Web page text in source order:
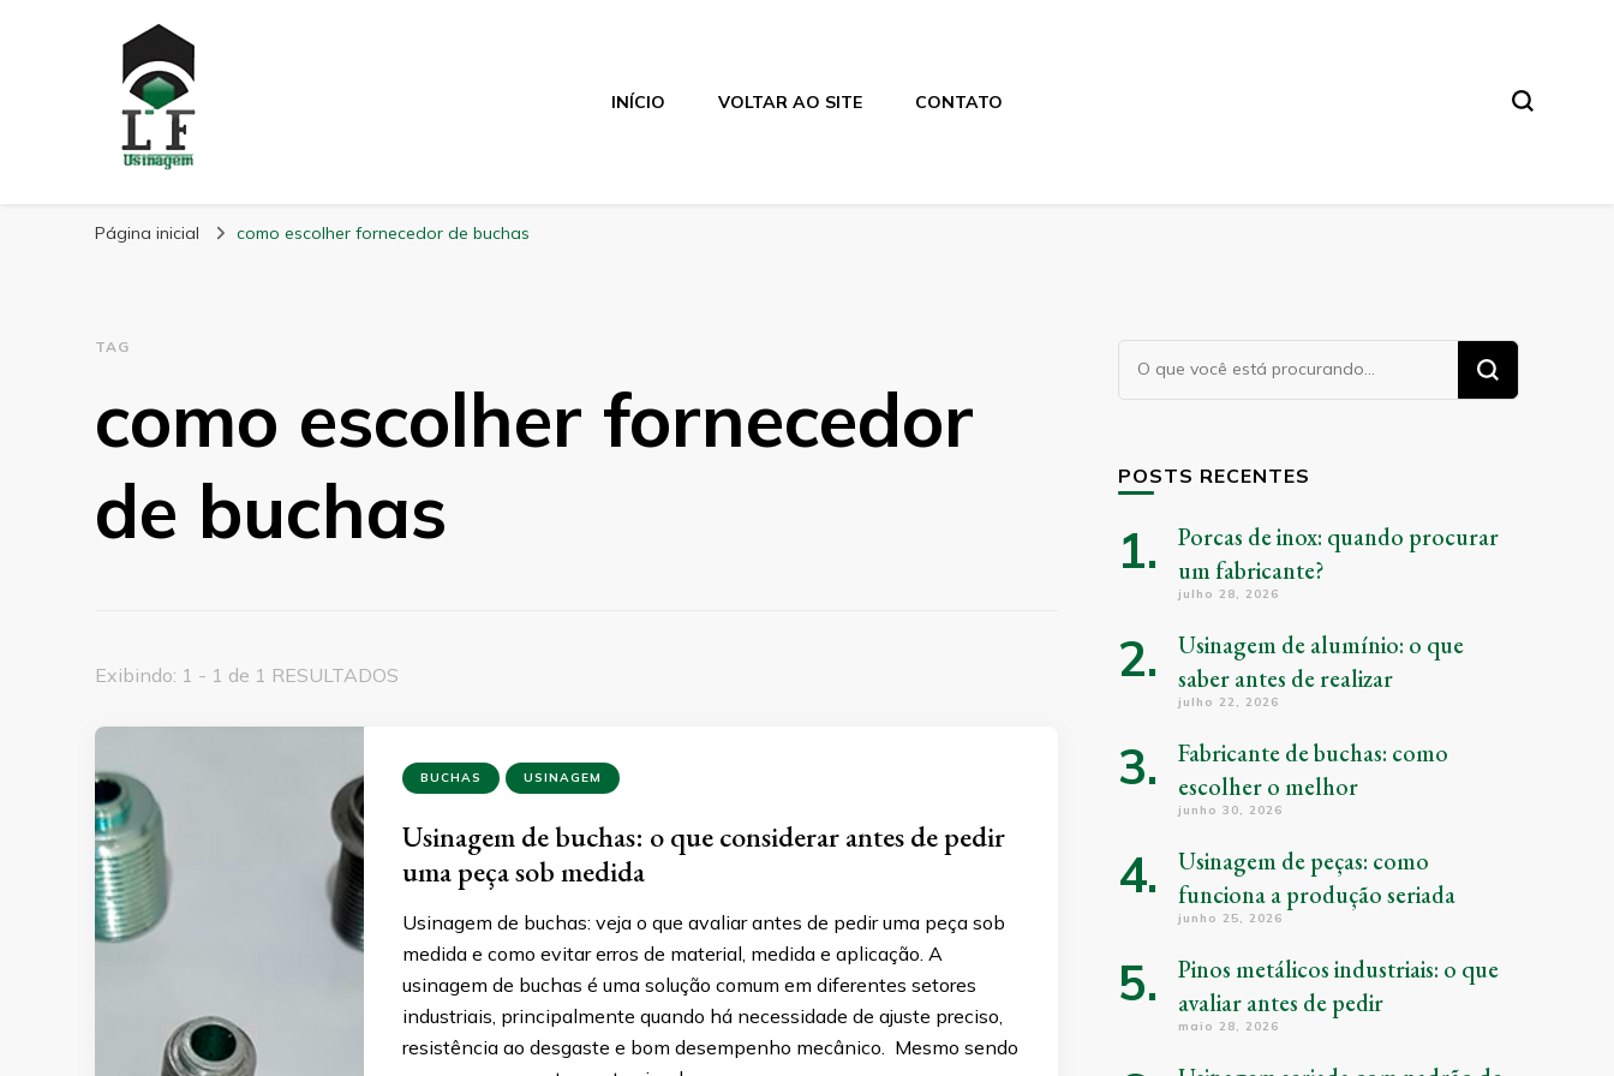
LF Usinagem
INÍCIO VOLTAR AO SITE CONTATO
Página inicial como escolher fornecedor de buchas
TAG
como escolher fornecedor
de buchas
Exibindo: 1 - 1 de 1 RESULTADOS
BUCHAS USINAGEM
Usinagem de buchas: o que considerar antes de pedir
uma peça sob medida
Usinagem de buchas: veja o que avaliar antes de pedir uma peça sob
medida e como evitar erros de material, medida e aplicação. A
usinagem de buchas é uma solução comum em diferentes setores
industriais, principalmente quando há necessidade de ajuste preciso,
resistência ao desgaste e bom desempenho mecânico. Mesmo sendo
Procurando
algo?
POSTS RECENTES
Porcas de inox: quando procurar
um fabricante?
julho 28, 2026
Usinagem de alumínio: o que
saber antes de realizar
julho 22, 2026
Fabricante de buchas: como
escolher o melhor
junho 30, 2026
Usinagem de peças: como
funciona a produção seriada
junho 25, 2026
Pinos metálicos industriais: o que
avaliar antes de pedir
maio 28, 2026